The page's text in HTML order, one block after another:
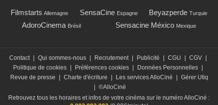
Filmstarts Allemagne SensaCine Espagne Beyazperde Turquie
AdoroCinema Brésil Sensacine México Mexique
Contact Qui sommes-nous Recrutement Publicité CGU CGV
Politique de cookies
Préférences cookies Données Personnelles
Revue de presse
Charte d'écriture Les services AlloCiné
Gérer Utiq
©AlloCiné
Retrouvez tous les horaires et infos de votre cinéma sur le numéro AlloCiné :